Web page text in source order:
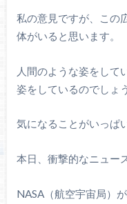
私の意見ですが、この
体がいると思います。
人間のような姿をして
姿をしているのでしょ
気になることがいっぱ
本日、衝撃的なニュー
NASA（航空宇宙局）